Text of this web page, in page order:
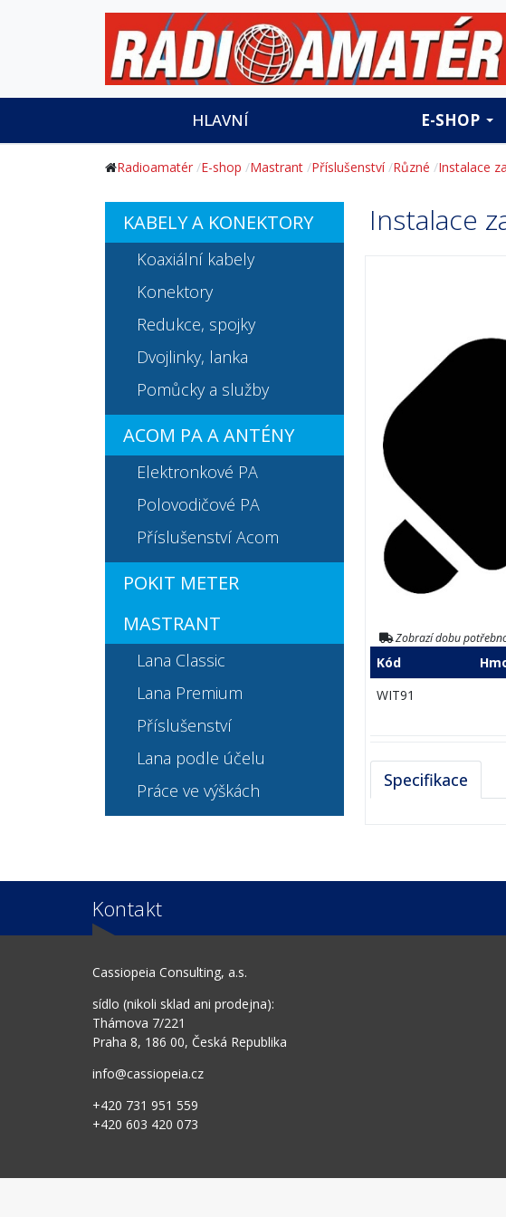
HLAVNÍ E-SHOP
Radioamatér E-shop Mastrant Příslušenství Různé Instalace
Instalace
Zobrazí dobu
Kód
WIT91
Specifikace
KABELY A KONEKTORY
Koaxiální kabely
Konektory
Redukce, spojky
Dvojlinky, lanka
Pomůcky a služby
ACOM PA A ANTÉNY
Elektronkové PA
Polovodičové PA
Příslušenství Acom
POKIT METER
MASTRANT
Lana Classic
Lana Premium
Příslušenství
Lana podle účelu
Práce ve výškách
Kontakt
Cassiopeia Consulting, a.s.
sídlo (nikoli sklad ani prodejna):
Thámova 7/221
Praha 8, 186 00, Česká Republika
info@cassiopeia.cz
+420 731 951 559
+420 603 420 073